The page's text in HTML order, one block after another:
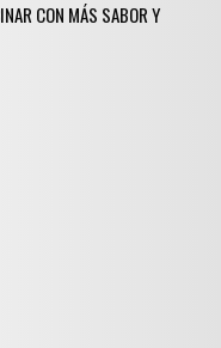
CON MÁS SABOR Y